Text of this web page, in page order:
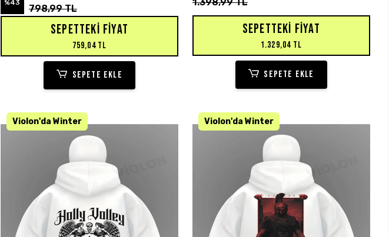
%43
798,99 TL
SEPETTEKI FIYAT
759,04 TL
SEPETE EKLE
SEPETTEKI FIYAT
1.329,04 TL
SEPETE EKLE
KARGO BEDAVA KARGO BEDAVA